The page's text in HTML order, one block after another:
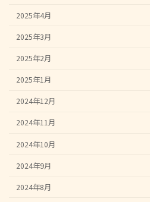
2025年4月
2025年3月
2025年2月
2025年1月
2024年12月
2024年11月
2024年10月
2024年9月
2024年8月